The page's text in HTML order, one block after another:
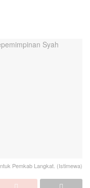
Pemkab Langkat. (Istimewa)